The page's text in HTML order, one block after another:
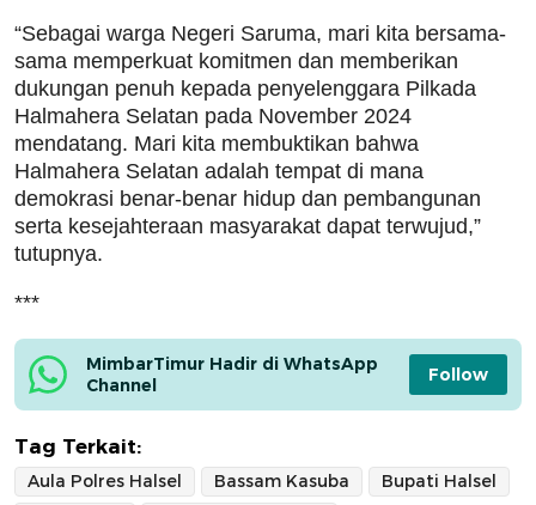
“Sebagai warga Negeri Saruma, mari kita bersama-
sama memperkuat komitmen dan memberikan
dukungan penuh kepada penyelenggara Pilkada
Halmahera Selatan pada November 2024
mendatang. Mari kita membuktikan bahwa
Halmahera Selatan adalah tempat di mana
demokrasi benar-benar hidup dan pembangunan
serta kesejahteraan masyarakat dapat terwujud,”
tutupnya.
***
MimbarTimur Hadir di WhatsApp
Channel
Follow
Tag Terkait:
Aula Polres Halsel Bassam Kasuba
Bupati Halsel